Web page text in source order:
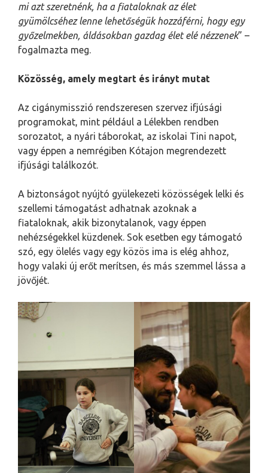
mi azt szeretnénk, ha a fiataloknak az élet
gyümölcséhez lenne lehetőségük hozzáférni, hogy egy
győzelmekben, áldásokban gazdag élet elé nézzenek” –
fogalmazta meg.
Közösség, amely megtart és irányt mutat
Az cigánymisszió rendszeresen szervez ifjúsági
programokat, mint például a Lélekben rendben
sorozatot, a nyári táborokat, az iskolai Tini napot,
vagy éppen a nemrégiben Kótajon megrendezett
ifjúsági találkozót.
A biztonságot nyújtó gyülekezeti közösségek lelki és
szellemi támogatást adhatnak azoknak a
fiataloknak, akik bizonytalanok, vagy éppen
nehézségekkel küzdenek. Sok esetben egy támogató
szó, egy ölelés vagy egy közös ima is elég ahhoz,
hogy valaki új erőt merítsen, és más szemmel lássa a
jövőjét.